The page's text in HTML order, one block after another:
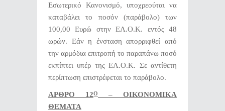
Εσωτερικό Κανονισμό, υποχρεούται να
καταβάλει το ποσόν (παράβολο) των
100,00 Ευρώ στην ΕΛ.Ο.Κ. εντός 48
ωρών. Εάν η ένσταση απορριφθεί από
την αρμόδια επιτροπή το παραπάνω ποσό
εκπίπτει υπέρ της ΕΛ.Ο.Κ. Σε αντίθετη
περίπτωση επιστρέφεται το παράβολο.
ΑΡΘΡΟ 12Ο
– ΟΙΚΟΝΟΜΙΚΑ
ΘΕΜΑΤΑ